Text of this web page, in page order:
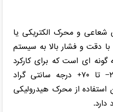
شعاعی و محرک الکتریکی یا
با دقت و فشار بالا به سیستم
ای است که برای کارکرد
مداوم در دمای محیطی ۲۵− تا ۷۰+ درجه سانتی گراد
از محرک هیدرولیکی